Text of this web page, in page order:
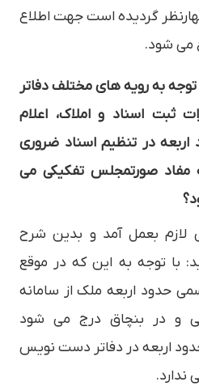
گردیده است جهت اطلاع
می شود.
به رویه های مختلف دفاتر
ثبت اسناد و املاک، اعلام
اربعه در تنظیم اسناد ضروری
مفاد صورتمجلس تفکیکی می
لازم بعمل آمد و بدین شرح
با توجه به این که در موقع
حدود اربعه ملک از سامانه
و در بنچاق درج می شود
اربعه در دفاتر دست نویس
ندارد.